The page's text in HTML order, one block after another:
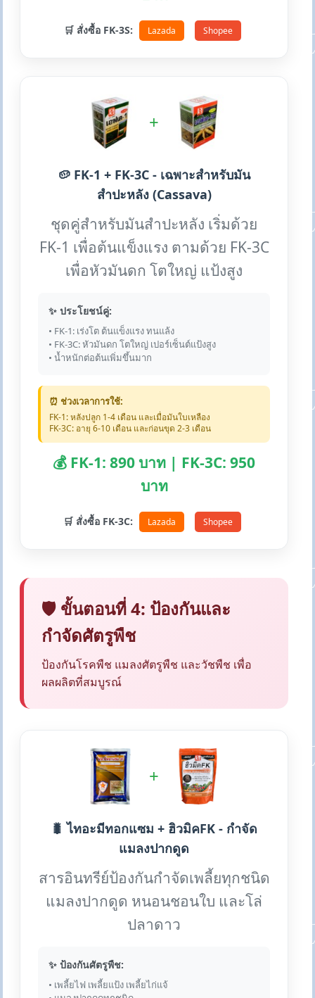
🛒 สั่งซื้อ FK-3S: Lazada Shopee
+
🥔 FK-1 + FK-3C - เฉพาะสำหรับมัน
สำปะหลัง (Cassava)
ชุดคู่สำหรับมันสำปะหลัง เริ่มด้วย
FK-1 เพื่อต้นแข็งแรง ตามด้วย FK-3C
เพื่อหัวมันดก โตใหญ่ แป้งสูง
✨ ประโยชน์คู่:
• FK-1: เร่งโต ต้นแข็งแรง ทนแล้ง
• FK-3C: หัวมันดก โตใหญ่ เปอร์เซ็นต์แป้งสูง
• น้ำหนักต่อต้นเพิ่มขึ้นมาก
⏰ ช่วงเวลาการใช้:
FK-1: หลังปลูก 1-4 เดือน และเมื่อมันใบเหลือง
FK-3C: อายุ 6-10 เดือน และก่อนขุด 2-3 เดือน
💰 FK-1: 890 บาท | FK-3C: 950
บาท
🛒 สั่งซื้อ FK-3C: Lazada Shopee
🛡️ ขั้นตอนที่ 4: ป้องกันและ
กำจัดศัตรูพืช
ป้องกันโรคพืช แมลงศัตรูพืช และวัชพืช เพื่อ
ผลผลิตที่สมบูรณ์
+
🐛 ไทอะมีทอกแซม + ฮิวมิคFK - กำจัด
แมลงปากดูด
สารอินทรีย์ป้องกันกำจัดเพลี้ยทุกชนิด
แมลงปากดูด หนอนชอนใบ และโล่
ปลาดาว
✨ ป้องกันศัตรูพืช:
• เพลี้ยไฟ เพลี้ยแป้ง เพลี้ยไก่แจ้